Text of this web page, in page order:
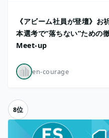
《アビーム社員が登壇》お
本選考で“落ちない”ため
Meet-up
en-courage
8位